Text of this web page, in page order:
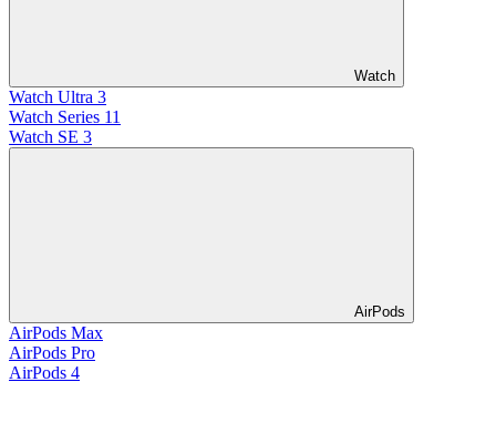
Watch
Watch Ultra 3
Watch Series 11
Watch SE 3
AirPods
AirPods Max
AirPods Pro
AirPods 4